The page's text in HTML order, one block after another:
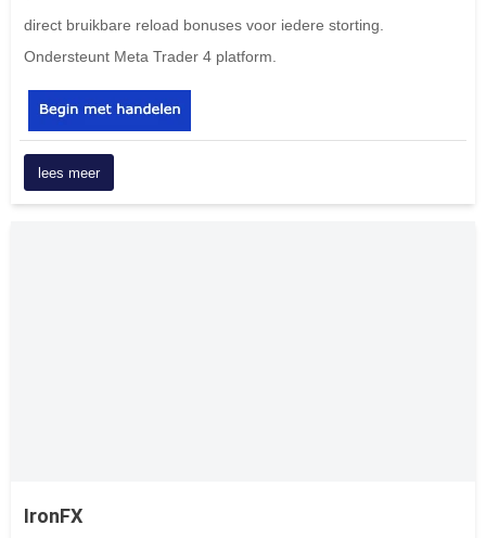
direct bruikbare reload bonuses voor iedere storting.
Ondersteunt Meta Trader 4 platform.
lees meer
IronFX